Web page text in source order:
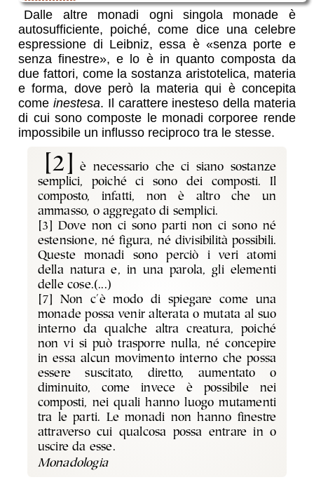
Dalle altre monadi ogni singola monade è
autosufficiente, poiché, come dice una celebre
espressione di Leibniz, essa è «senza porte e
senza finestre», e lo è in quanto composta da
due fattori, come la sostanza aristotelica, materia
e forma, dove però la materia qui è concepita
come inestesa. Il carattere inesteso della materia
di cui sono composte le monadi corporee rende
impossibile un influsso reciproco tra le stesse.
[2]
è necessario che ci siano sostanze
semplici, poiché ci sono dei composti. Il
composto, infatti, non è altro che un
ammasso, o aggregato di semplici.
[3] Dove non ci sono parti non ci sono né
estensione, né figura, né divisibilità possibili.
Queste monadi sono perciò i veri atomi
della natura e, in una parola, gli elementi
delle cose.(...)
[7] Non c'è modo di spiegare come una
monade possa venir alterata o mutata al suo
interno da qualche altra creatura, poiché
non vi si può trasporre nulla, né concepire
in essa alcun movimento interno che possa
essere suscitato, diretto, aumentato o
diminuito, come invece è possibile nei
composti, nei quali hanno luogo mutamenti
tra le parti. Le monadi non hanno finestre
attraverso cui qualcosa possa entrare in o
uscire da esse.